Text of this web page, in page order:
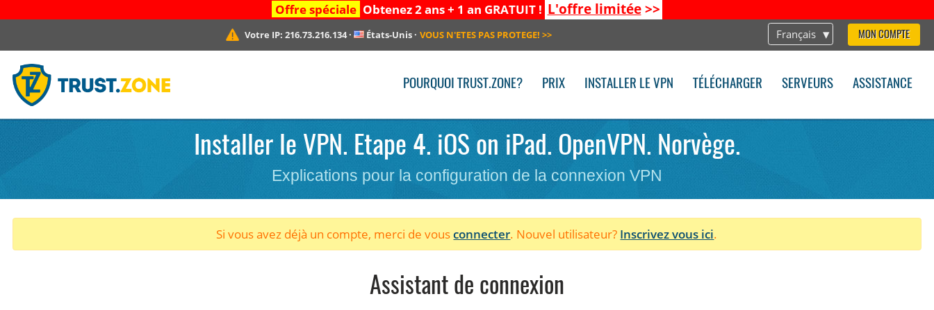
Offre spéciale Obtenez 2 ans + 1 an GRATUIT ! L'offre limitée>>
Français MON COMPTE
Votre IP: 216.73.216.134· États-Unis· VOUS N'ETES PAS PROTEGE! >>
POURQUOI TRUST.ZONE? PRIX INSTALLER LE VPN TÉLÉCHARGER SERVEURS ASSISTANCE
Installer le VPN. Etape 4. iOS on iPad. OpenVPN. Norvège.
Explications pour la configuration de la connexion VPN
Si vous avez déjà un compte, merci de vousconnecter. Nouvel utilisateur? Inscrivez vous ici.
Assistant de connexion